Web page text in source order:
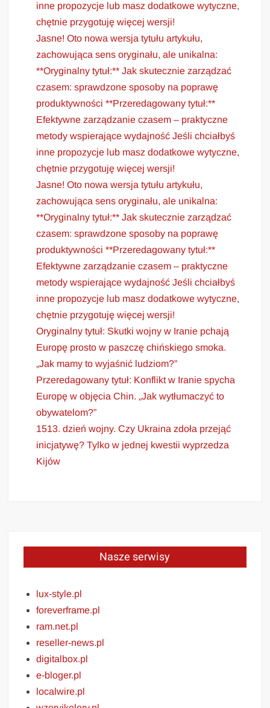
inne propozycje lub masz dodatkowe wytyczne,
chętnie przygotuję więcej wersji!
Jasne! Oto nowa wersja tytułu artykułu,
zachowująca sens oryginału, ale unikalna:
**Oryginalny tytuł:** Jak skutecznie zarządzać
czasem: sprawdzone sposoby na poprawę
produktywności **Przeredagowany tytuł:**
Efektywne zarządzanie czasem – praktyczne
metody wspierające wydajność Jeśli chciałbyś
inne propozycje lub masz dodatkowe wytyczne,
chętnie przygotuję więcej wersji!
Jasne! Oto nowa wersja tytułu artykułu,
zachowująca sens oryginału, ale unikalna:
**Oryginalny tytuł:** Jak skutecznie zarządzać
czasem: sprawdzone sposoby na poprawę
produktywności **Przeredagowany tytuł:**
Efektywne zarządzanie czasem – praktyczne
metody wspierające wydajność Jeśli chciałbyś
inne propozycje lub masz dodatkowe wytyczne,
chętnie przygotuję więcej wersji!
Oryginalny tytuł: Skutki wojny w Iranie pchają
Europę prosto w paszczę chińskiego smoka.
„Jak mamy to wyjaśnić ludziom?”
Przeredagowany tytuł: Konflikt w Iranie spycha
Europę w objęcia Chin. „Jak wytłumaczyć to
obywatelom?”
1513. dzień wojny. Czy Ukraina zdoła przejąć
inicjatywę? Tylko w jednej kwestii wyprzedza
Kijów
Nasze serwisy
lux-style.pl
foreverframe.pl
ram.net.pl
reseller-news.pl
digitalbox.pl
e-bloger.pl
localwire.pl